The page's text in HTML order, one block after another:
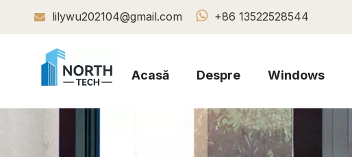
 lilywu202104@gmail.com  +86 13522528544
Acasă Despre Windows